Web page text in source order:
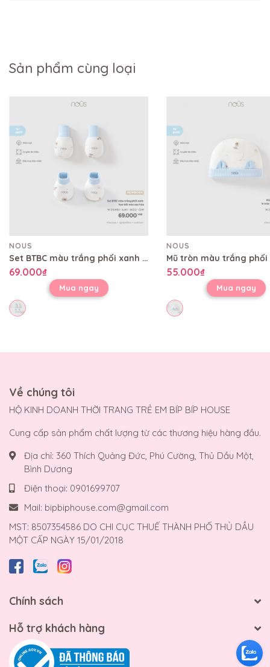
Sản phẩm cùng loại
NOUS
Set BTBC màu trắng phối xanh họa tiết mèo sao hỏa
69.000₫
Mua ngay
NOUS
55.000₫
Mua ngay
Về chúng tôi
HỘ KINH DOANH THỜI TRANG TRẺ EM BÍP BÍP HOUSE
Cung cấp sản phẩm chất lượng từ các thương hiệu hàng đầu.
Địa chỉ: 360 Thích Quảng Đức, Phú Cường, Thủ Dầu Một,
Bình Dương
Điện thoại: 0901699707
Mail: bipbiphouse.com@gmail.com
MST: 8507354586 DO CHI CỤC THUẾ THÀNH PHỐ THỦ DẦU
MỘT CẤP NGÀY 15/01/2018
Chính sách
Hỗ trợ khách hàng